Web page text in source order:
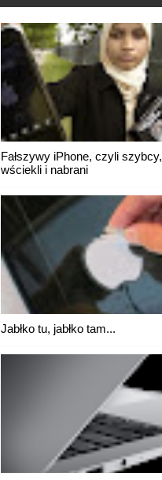
Fałszywy iPhone, czyli szybcy,
wściekli i nabrani
Jabłko tu, jabłko tam...